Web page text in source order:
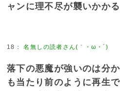
ャンに理不尽が襲いかかる
18 ：名無しの読者さん(｀・ω・´)
落下の悪魔が強いのは分
も当たり前のように再生